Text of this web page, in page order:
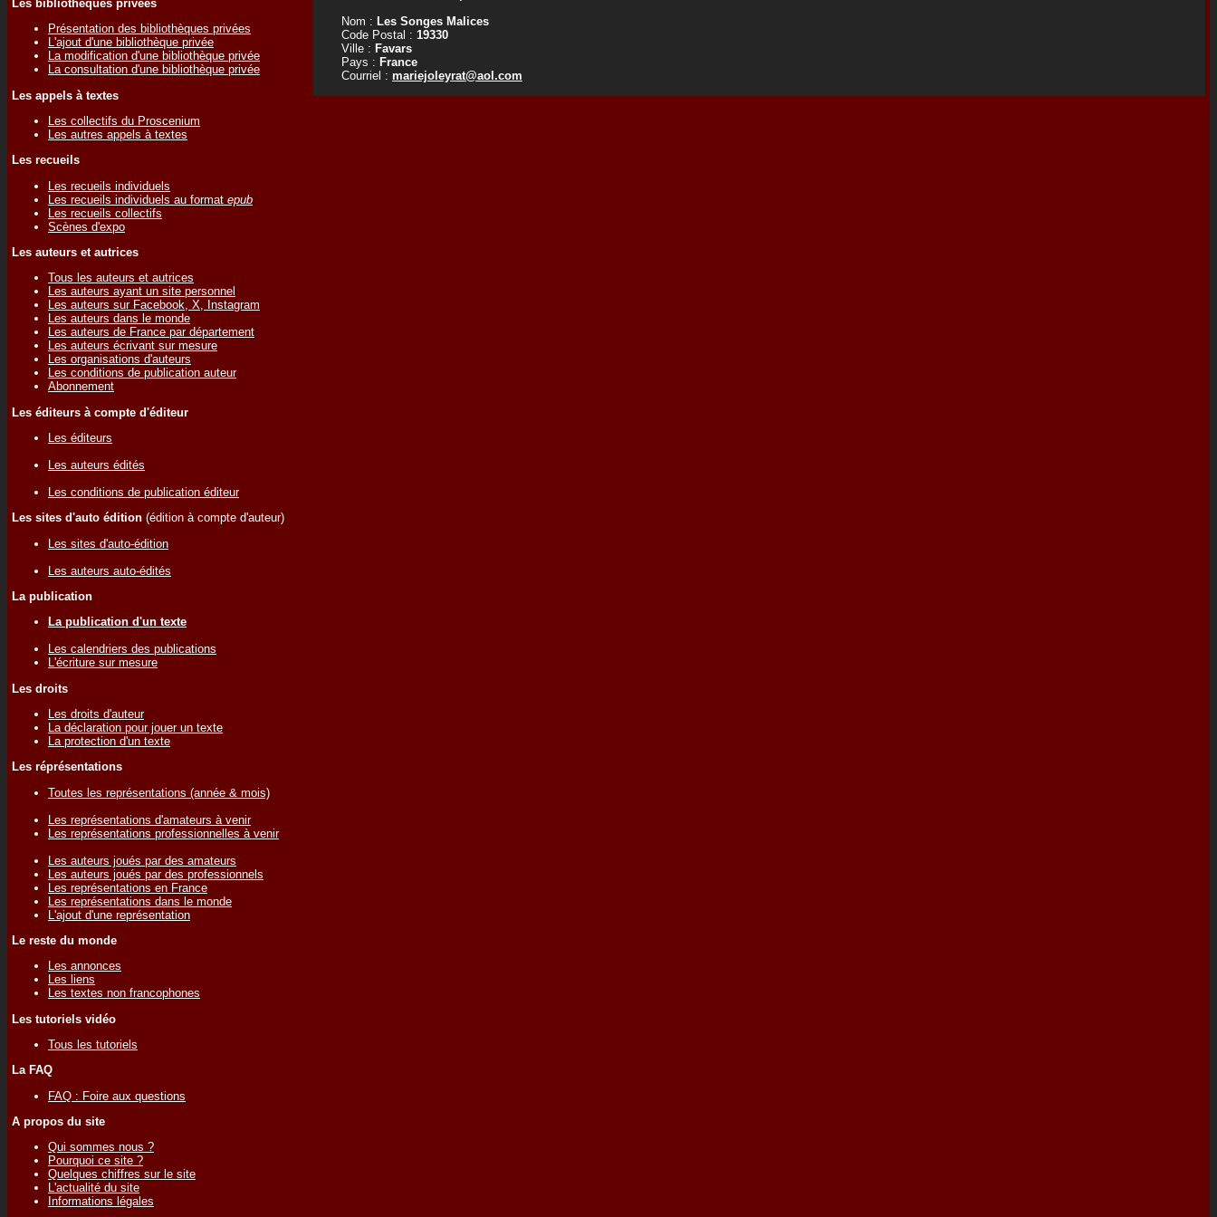
Les bibliothèques privées
Présentation des bibliothèques privées
L'ajout d'une bibliothèque privée
La modification d'une bibliothèque privée
La consultation d'une bibliothèque privée
Les appels à textes
Les collectifs du Proscenium
Les autres appels à textes
Les recueils
Les recueils individuels
Les recueils individuels au format epub
Les recueils collectifs
Scènes d'expo
Les auteurs et autrices
Tous les auteurs et autrices
Les auteurs ayant un site personnel
Les auteurs sur Facebook, X, Instagram
Les auteurs dans le monde
Les auteurs de France par département
Les auteurs écrivant sur mesure
Les organisations d'auteurs
Les conditions de publication auteur
Abonnement
Les éditeurs à compte d'éditeur
Les éditeurs
Les auteurs édités
Les conditions de publication éditeur
Les sites d'auto édition (édition à compte d'auteur)
Les sites d'auto-édition
Les auteurs auto-édités
La publication
La publication d'un texte
Les calendriers des publications
L'écriture sur mesure
Les droits
Les droits d'auteur
La déclaration pour jouer un texte
La protection d'un texte
Les réprésentations
Toutes les représentations (année & mois)
Les représentations d'amateurs à venir
Les représentations professionnelles à venir
Les auteurs joués par des amateurs
Les auteurs joués par des professionnels
Les représentations en France
Les représentations dans le monde
L'ajout d'une représentation
Le reste du monde
Les annonces
Les liens
Les textes non francophones
Les tutoriels vidéo
Tous les tutoriels
La FAQ
FAQ : Foire aux questions
A propos du site
Qui sommes nous ?
Pourquoi ce site ?
Quelques chiffres sur le site
L'actualité du site
Informations légales
Nom : Les Songes Malices
Code Postal : 19330
Ville : Favars
Pays : France
Courriel : mariejoleyrat@aol.com